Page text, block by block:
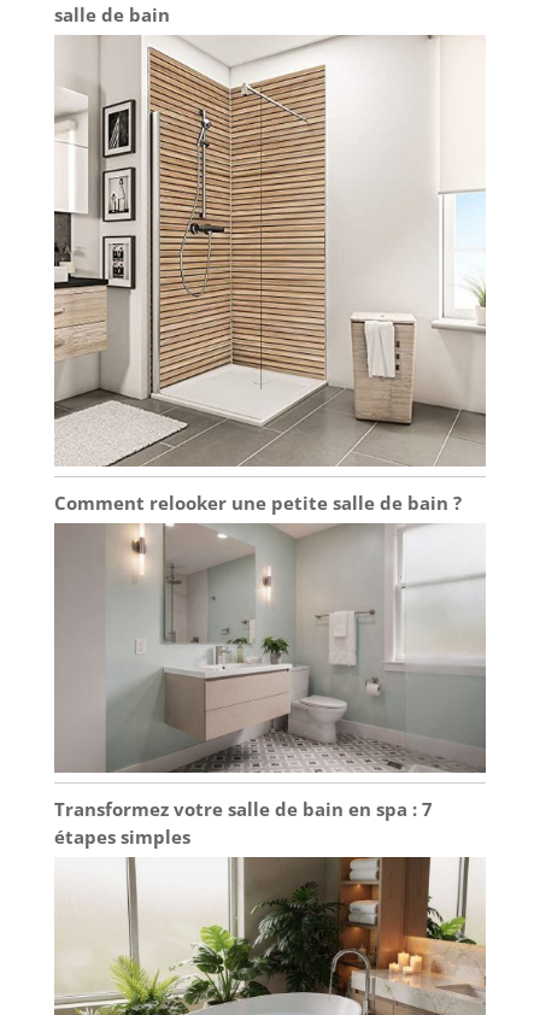
salle de bain
Comment relooker une petite salle de bain ?
Transformez votre salle de bain en spa : 7
étapes simples